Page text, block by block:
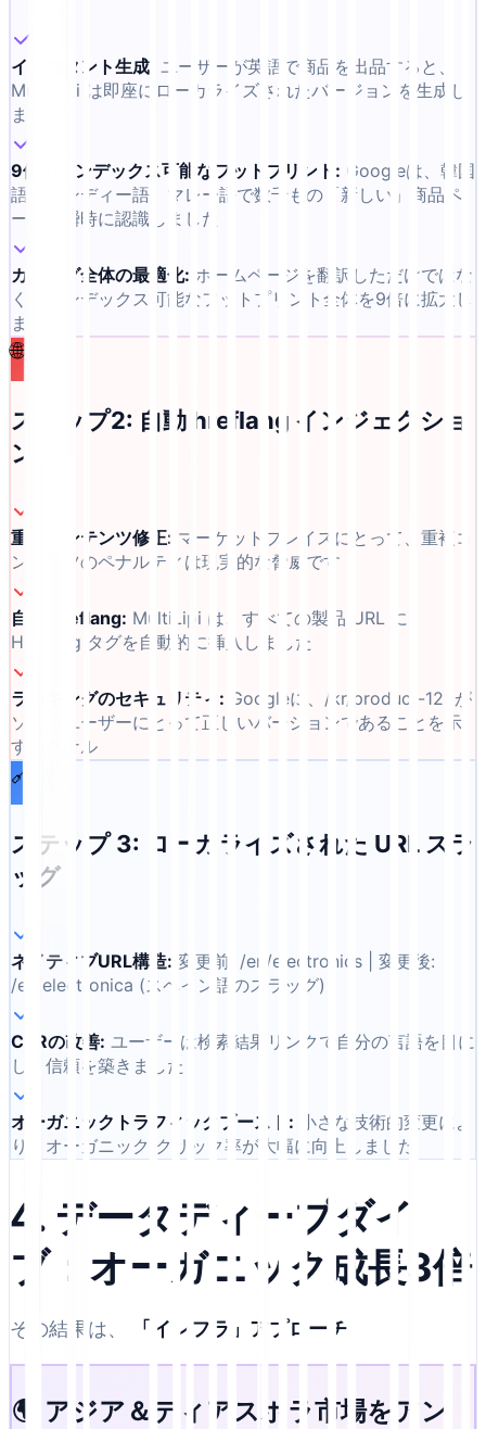
インスタント生成 ユーザーが英語で商品を出品すると、
MultiLipi は即座にローカライズされたバージョンを生成し
ます
9倍のインデックス可能なフットプリント : Googleは、韓国
語、ヒンディー語、マレー語で数千もの「新しい」商品ペ
ージを瞬時に認識しました
カタログ全体の最適化: ホームページを翻訳しただけではな
く、インデックス可能なフットプリント全体を9倍に拡大し
ました
🌐
ステップ2: 自動 hreflang インジェクショ
ン
重複コンテンツ修正: マーケットプレイスにとって、重複コ
ンテンツのペナルティは現実的な脅威です
自動 hreflang: MultiLipi は、すべての製品 URL に
Hreflang タグを自動的に挿入しました
ランキングのセキュリティ : Googleに、/kr/product-123が
ソウルユーザーにとって正しいバージョンであることを示
すシグナル
🔗
ステップ 3: ローカライズされた URL スラ
ッグ
ネイティブURL構造: 変更前: /en/electronics | 変更後:
/es/electronica (スペイン語のスラッグ)
CTRの改善: ユーザーは検索結果リンクで自分の言語を目に
し、信頼を築きました
オーガニックトラフィックブースト :
小さな技術的変更によ
り、オーガニック クリック率が大幅に向上しました
4. データディープダイ
ブ：オーガニック成長3倍
その結果は、 「インフラ」アプローチ
🌍 アジア＆ディアスポラ市場をアン